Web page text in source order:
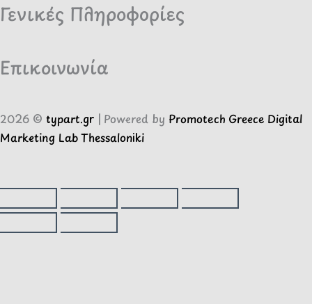
Γενικές Πληροφορίες
Επικοινωνία
2026 © typart.gr | Powered by Promotech Greece Digital
Marketing Lab Thessaloniki